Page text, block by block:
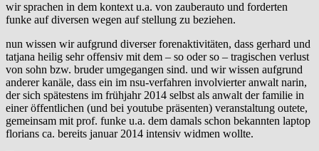
wir sprachen in dem kontext u.a. von zauberauto und forderten
funke auf diversen wegen auf stellung zu beziehen.
nun wissen wir aufgrund diverser forenaktivitäten, dass gerhard und
tatjana heilig sehr offensiv mit dem – so oder so – tragischen verlust
von sohn bzw. bruder umgegangen sind. und wir wissen aufgrund
anderer kanäle, dass ein im nsu-verfahren involvierter anwalt narin,
der sich spätestens im frühjahr 2014 selbst als anwalt der familie in
einer öffentlichen (und bei youtube präsenten) veranstaltung outete,
gemeinsam mit prof. funke u.a. dem damals schon bekannten laptop
florians ca. bereits januar 2014 intensiv widmen wollte.